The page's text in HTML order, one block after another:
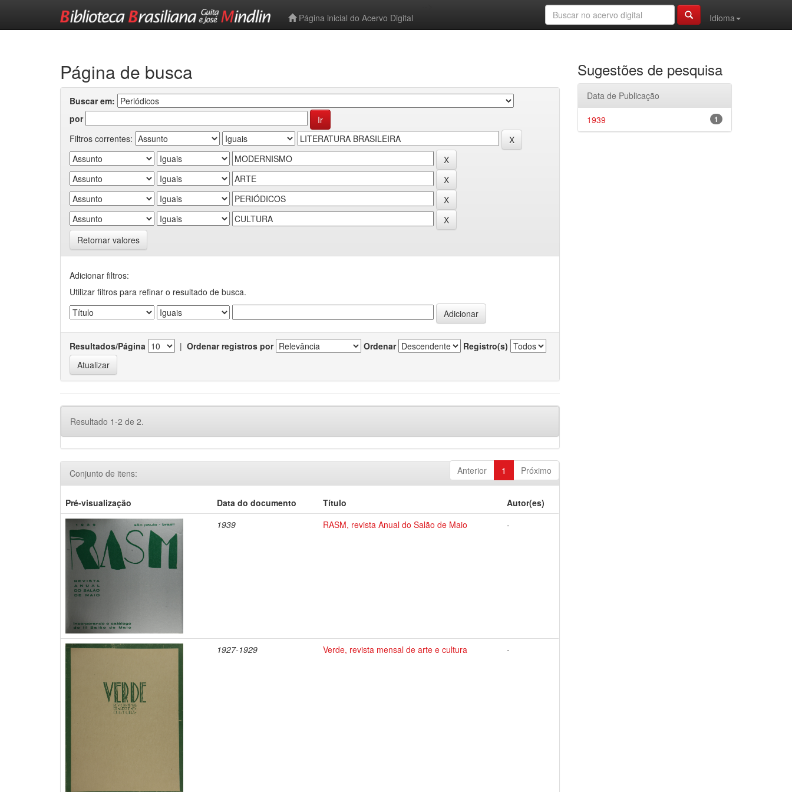
Página inicial do Acervo Digital
Idioma
Página de busca
Buscar em:
por
Filtros correntes:
Retornar valores
Adicionar filtros:
Utilizar filtros para refinar o resultado de busca.
Resultados/Página | Ordenar registros por Ordenar Registro(s)
Resultado 1-2 de 2.
Anterior 1 Próximo
Conjunto de itens:
Pré-visualização Data do documento Título
Autor(es)
1939
RASM, revista Anual do Salão de Maio -
1927-1929 Verde, revista mensal de arte e cultura -
Sugestões de pesquisa
Data de Publicação
1
1939